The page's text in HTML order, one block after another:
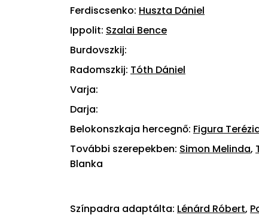
Ferdiscsenko: Huszta Dániel
Ippolit: Szalai Bence
Burdovszkij:
Radomszkij: Tóth Dániel
Varja:
Darja:
Belokonszkaja hercegnő: Figura
További szerepekben: Simon Melinda,
Blanka
Színpadra adaptálta: Lénárd Róbert,